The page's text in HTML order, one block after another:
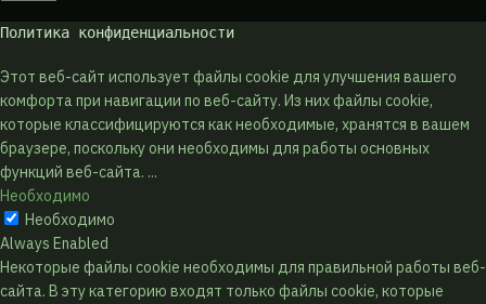
Политика конфиденциальности
Этот веб-сайт использует файлы cookie для улучшения вашего
комфорта при навигации по веб-сайту. Из них файлы cookie,
которые классифицируются как необходимые, хранятся в вашем
браузере, поскольку они необходимы для работы основных
функций веб-сайта. ...
Необходимо
Необходимо
Always Enabled
Некоторые файлы cookie необходимы для правильной работы веб-
сайта. В эту категорию входят только файлы cookie, которые